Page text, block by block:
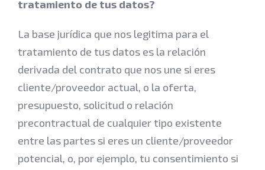
tratamiento de tus datos?
La base jurídica que nos legitima para el
tratamiento de tus datos es la relación
derivada del contrato que nos une si eres
cliente/proveedor actual, o la oferta,
presupuesto, solicitud o relación
precontractual de cualquier tipo existente
entre las partes si eres un cliente/proveedor
potencial, o, por ejemplo, tu consentimiento si